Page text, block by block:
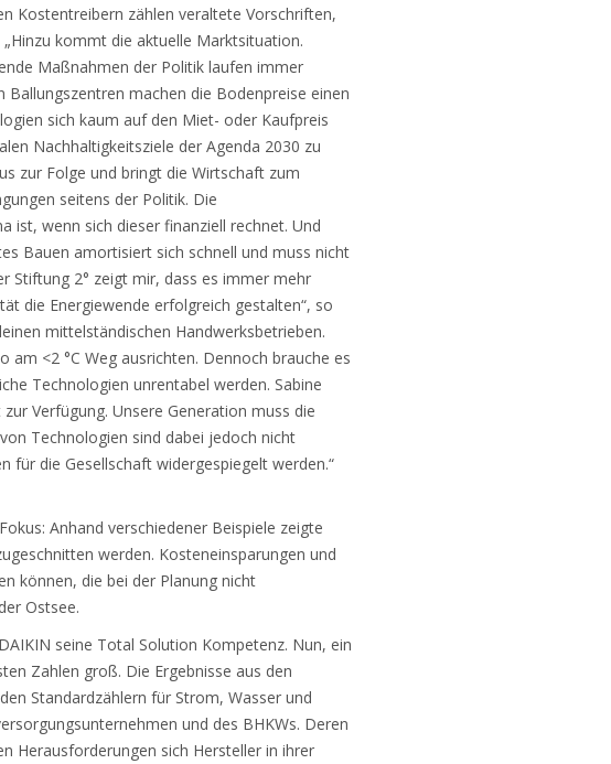
Kostentreibern zählen veraltete Vorschriften,
kommt die aktuelle Marktsituation.
Maßnahmen der Politik laufen immer
Ballungszentren machen die Bodenpreise einen
sich kaum auf den Miet- oder Kaufpreis
Nachhaltigkeitsziele der Agenda 2030 zu
zur Folge und bringt die Wirtschaft zum
seitens der Politik. Die
ist, wenn sich dieser finanziell rechnet. Und
Bauen amortisiert sich schnell und muss nicht
Stiftung 2° zeigt mir, dass es immer mehr
die Energiewende erfolgreich gestalten“, so
mittelständischen Handwerksbetrieben.
<2 °C Weg ausrichten. Dennoch brauche es
Technologien unrentabel werden. Sabine
Verfügung. Unsere Generation muss die
Technologien sind dabei jedoch nicht
für die Gesellschaft widergespiegelt werden.“
Anhand verschiedener Beispiele zeigte
werden. Kosteneinsparungen und
können, die bei der Planung nicht
Ostsee.
seine Total Solution Kompetenz. Nun, ein
Zahlen groß. Die Ergebnisse aus den
Standardzählern für Strom, Wasser und
und des BHKWs. Deren
Herausforderungen sich Hersteller in ihrer